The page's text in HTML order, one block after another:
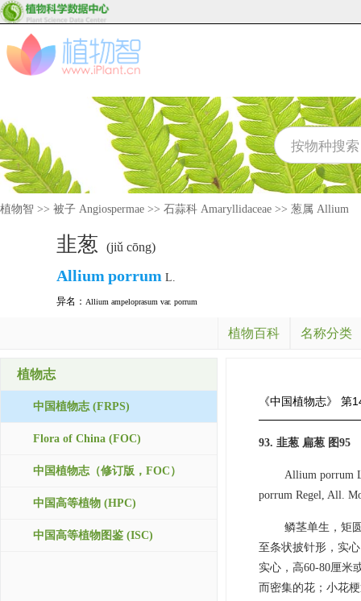
植物智 >> 被子 Angiospermae >> 石蒜科 Amaryllidaceae >> 葱属 Allium
韭葱 (jiǔ cōng)
Allium porrum L.
异名： Allium ampeloprasum var. porrum
植物百科 名称分类
植物志
中国植物志 (FRPS)
Flora of China (FOC)
中国植物志（修订版，FOC）
中国高等植物 (HPC)
中国高等植物图鉴 (ISC)
《中国植物志》 第
93. 韭葱 扁葱 图95
Allium porrum
porrum Regel, All.
鳞茎单生，矩
至条状披针形，实
实心，高60-80厘米
而密集的花；小花